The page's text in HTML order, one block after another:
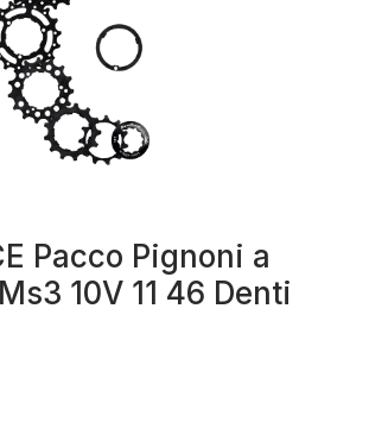
Pacco Pignoni a
10V 11 46 Denti